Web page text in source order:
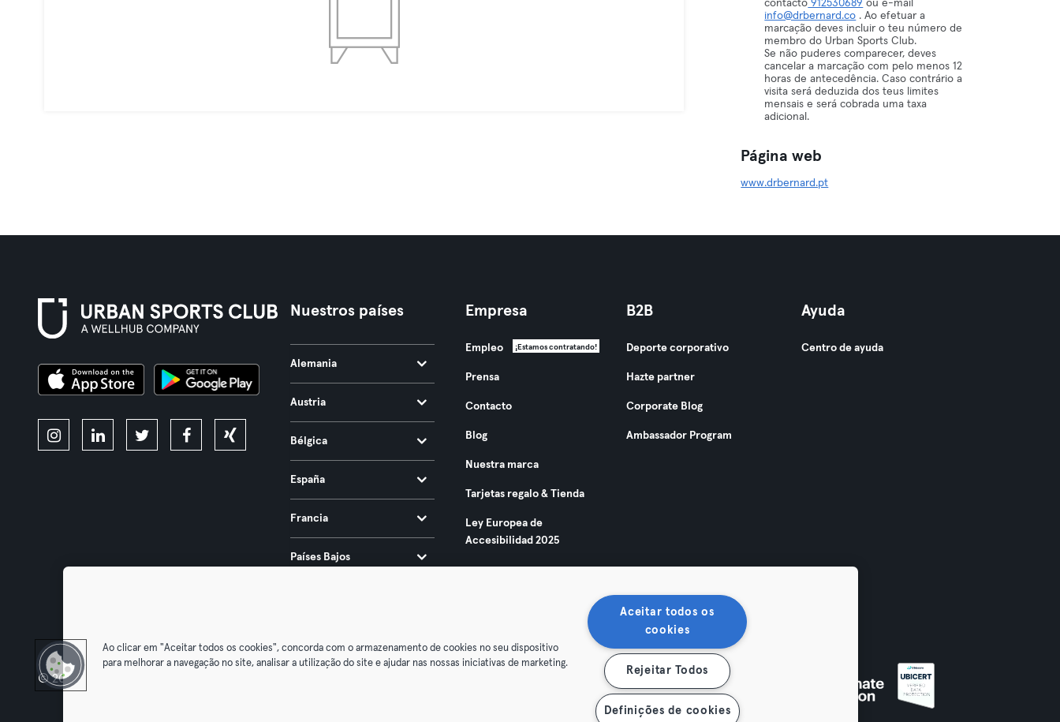
contacto 912530689 ou e-mail
info@drbernard.co . Ao efetuar a
marcação deves incluir o teu número de
membro do Urban Sports Club.
Se não puderes comparecer, deves
cancelar a marcação com pelo menos 12
horas de antecedência. Caso contrário a
visita será deduzida dos teus limites
mensais e será cobrada uma taxa
adicional.
Página web
www.drbernard.pt
Nuestros países
Alemania
Austria
Bélgica
España
Francia
Países Bajos
Empresa
Empleo ¡Estamos contratando!
Prensa
Contacto
Blog
Nuestra marca
Tarjetas regalo & Tienda
Ley Europea de
Accesibilidad 2025
B2B
Deporte corporativo
Hazte partner
Corporate Blog
Ambassador Program
Ayuda
Centro de ayuda
© 2026 Urban Sports Group GmbH. All rights reserved. Rescindir contratos aquí
Ao clicar em "Aceitar todos os cookies", concorda com o armazenamento de cookies no seu dispositivo
para melhorar a navegação no site, analisar a utilização do site e ajudar nas nossas iniciativas de marketing.
Aceitar todos os
cookies
Rejeitar Todos
Definições de cookies